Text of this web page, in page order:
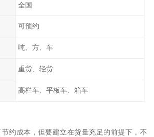
全国
可预约
吨、方、车
重货、轻货
高栏车、平板车、箱车
约成本，但要建立在货量充足的前提下，不